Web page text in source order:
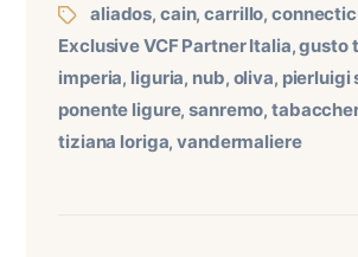
aliados,cain,carrillo,
Exclusive VCF Partner Italia,gusto
imperia, liguria, nub, oliva, pierluigi
ponente ligure,sanremo,
tiziana loriga,vandermaliere